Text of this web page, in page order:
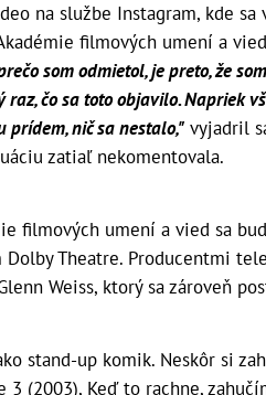
na službe Instagram, kde sa
filmových umení a
som odmietol, je preto, že
čo sa toto objavilo. Napriek
prídem, nič sa nestalo," vyjadril
zatiaľ nekomentovala.
filmových umení a vied sa
Theatre. Producentmi
Weiss, ktorý sa zároveň
stand-up komik. Neskôr si
(2003), Keď to rachne,